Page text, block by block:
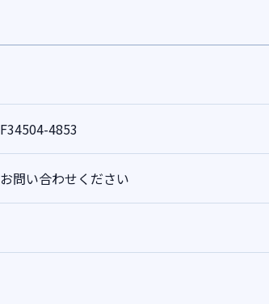
F34504-4853
お問い合わせください